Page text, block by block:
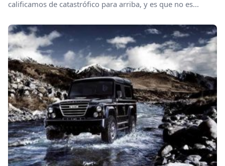
calificamos de catastrófico para arriba, y es que no es...